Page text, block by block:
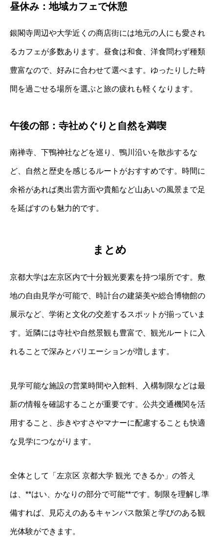
昼休み：地域カフェで休憩
銀閣寺周辺や大学近くの商店街には地元の人にも愛され
るカフェが多数あります。昼食は和食、洋食問わず種類
豊富なので、好みに合わせて選べます。ゆったりした時
間を過ごせる場所を選ぶと旅の疲れも軽くなります。
午後の部：寺社めぐりと自然を満喫
南禅寺、下鴨神社などを巡り、鴨川沿いを散歩するな
ど、自然と歴史を感じるルートがおすすめです。時間に
余裕があれば奥出雲方面や貴船など山あいの風景まで足
を延ばすのも魅力的です。
まとめ
京都大学は左京区内で十分観光要素を持つ場所です。敷
地の自由見学が可能で、時計台の建築美や総合博物館の
展示など、学術と文化の交差するスポットが揃っていま
す。近隣には寺社や自然景観も豊富で、観光ルートに入
れることで深みとバリエーションが増します。
見学可能な施設の営業時間や入館料、入構制限などは最
新の情報を確認することが重要です。公共交通機関を活
用すること、歩きやすさやマナーに配慮することも快適
な見学につながります。
全体として「左京区 京都大学 観光 できるか」の答え
は、**はい、かなりの部分で可能**です。制限を理解し準
備すれば、見応えのあるキャンパス散策と学びのある観
光体験ができます。